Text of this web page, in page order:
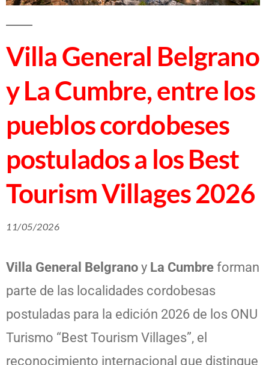
Villa General Belgrano
y La Cumbre, entre los
pueblos cordobeses
postulados a los Best
Tourism Villages 2026
11/05/2026
Villa General Belgrano y La Cumbre forman
parte de las localidades cordobesas
postuladas para la edición 2026 de los ONU
Turismo “Best Tourism Villages”, el
reconocimiento internacional que distingue